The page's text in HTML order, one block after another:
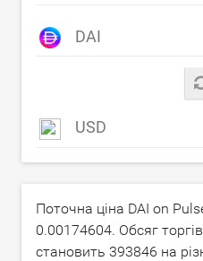
DAI
USD
Поточна ціна DAI on
0.00174604. Обсяг
становить 393846 на